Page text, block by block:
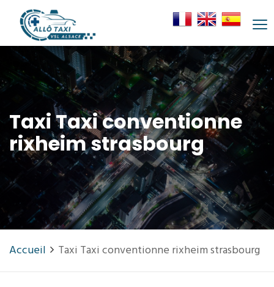
Taxi Taxi conventionne
rixheim strasbourg
Accueil Taxi Taxi conventionne rixheim strasbourg